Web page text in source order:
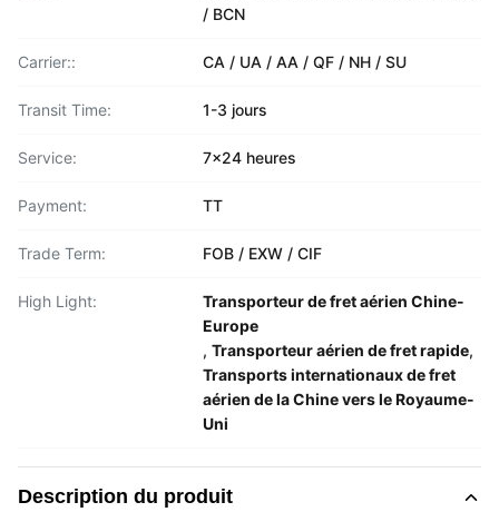
/ BCN
Carrier:: CA / UA / AA / QF / NH / SU
Transit Time: 1-3 jours
Service: 7x24 heures
Payment: TT
Trade Term: FOB / EXW / CIF
High Light:
Transporteur de fret aérien Chine-
Europe
, Transporteur aérien de fret rapide,
Transports internationaux de fret
aérien de la Chine vers le Royaume-
Uni
Description du produit